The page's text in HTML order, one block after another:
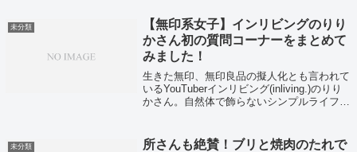
の言葉に隠された裏の意味とは？？
未分類
【無印系女子】インリビングのりり
かさん初の質問コーナーをまとめて
みました！
生きた無印、無印良品の擬人化とも言われて
いるYouTuberインリビング(inliving.)のりり
かさん。自然体で飾らないシンプルライフを
未分類
所さんも絶賛！ブリと焼肉のたれで